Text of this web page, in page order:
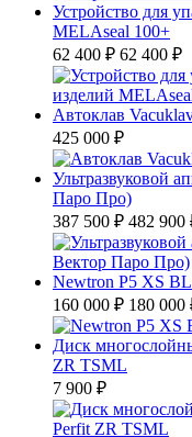
Устройство для
MELAseal 100+
62 400 ₽ 62 400 ₽
Автоклав
425 000 ₽
Ультразвуковой
Паро Про)
387 500 ₽ 482 900
Newtron P5 XS
160 000 ₽ 180 000
Диск
ZR TSML
7 900 ₽